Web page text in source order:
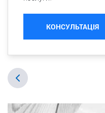
КОНСУЛЬТАЦІЯ